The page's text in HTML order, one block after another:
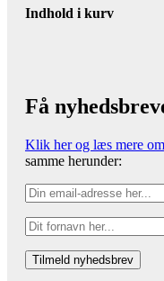
Indhold i kurv
Få
Klik her og læs mere
samme herunder: